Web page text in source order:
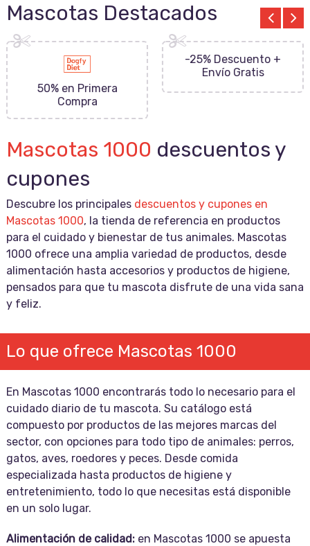
Mascotas Destacados
50% en Primera
Compra
-25% Descuento +
Envío Gratis
Mascotas 1000 descuentos y
cupones
Descubre los principales descuentos y cupones en
Mascotas 1000, la tienda de referencia en productos
para el cuidado y bienestar de tus animales. Mascotas
1000 ofrece una amplia variedad de productos, desde
alimentación hasta accesorios y productos de higiene,
pensados para que tu mascota disfrute de una vida sana
y feliz.
Lo que ofrece Mascotas 1000
En Mascotas 1000 encontrarás todo lo necesario para el
cuidado diario de tu mascota. Su catálogo está
compuesto por productos de las mejores marcas del
sector, con opciones para todo tipo de animales: perros,
gatos, aves, roedores y peces. Desde comida
especializada hasta productos de higiene y
entretenimiento, todo lo que necesitas está disponible
en un solo lugar.
Alimentación de calidad:en Mascotas 1000 se apuesta